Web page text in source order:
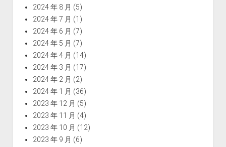
2024 年 8 月 (5)
2024 年 7 月 (1)
2024 年 6 月 (7)
2024 年 5 月 (7)
2024 年 4 月 (14)
2024 年 3 月 (17)
2024 年 2 月 (2)
2024 年 1 月 (36)
2023 年 12 月 (5)
2023 年 11 月 (4)
2023 年 10 月 (12)
2023 年 9 月 (6)